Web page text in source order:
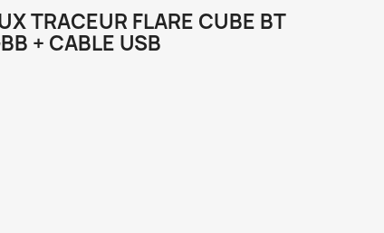
TRACEUR FLARE CUBE BT
+ CABLE USB